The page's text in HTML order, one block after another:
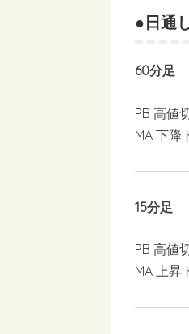
●日通
60分足
PB 高値
MA 下降
15分足
PB 高値
MA 上昇